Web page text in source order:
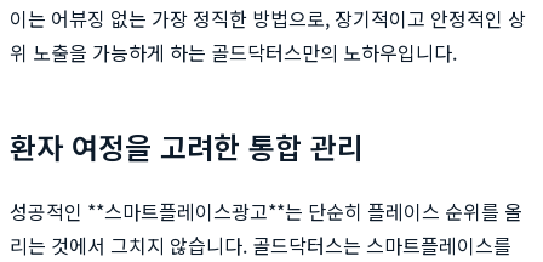
이는 어뷰징 없는 가장 정직한 방법으로, 장기적이고 안정적인 상
위 노출을 가능하게 하는 골드닥터스만의 노하우입니다.
환자 여정을 고려한 통합 관리
성공적인 **스마트플레이스광고**는 단순히 플레이스 순위를 올
리는 것에서 그치지 않습니다. 골드닥터스는 스마트플레이스를